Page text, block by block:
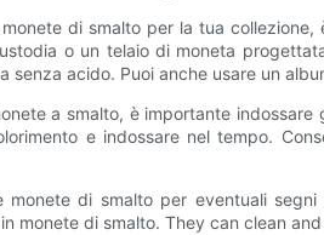
di smalto per la tua
o un telaio di moneta
senza acido. Puoi anche usare un
a smalto, è importante
e indossare nel tempo.
monete di smalto per eventuali
monete di smalto. They can clean